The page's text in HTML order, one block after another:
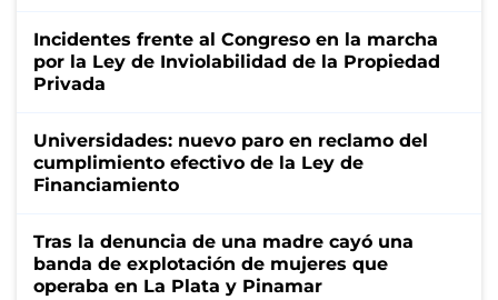
Incidentes frente al Congreso en la marcha
por la Ley de Inviolabilidad de la Propiedad
Privada
Universidades: nuevo paro en reclamo del
cumplimiento efectivo de la Ley de
Financiamiento
Tras la denuncia de una madre cayó una
banda de explotación de mujeres que
operaba en La Plata y Pinamar